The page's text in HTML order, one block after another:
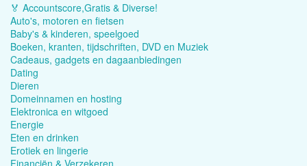
🏅 Accountscore,Gratis & Diverse!
Auto's, motoren en fietsen
Baby's & kinderen, speelgoed
Boeken, kranten, tijdschriften, DVD en Muziek
Cadeaus, gadgets en dagaanbiedingen
Dating
Dieren
Domeinnamen en hosting
Elektronica en witgoed
Energie
Eten en drinken
Erotiek en lingerie